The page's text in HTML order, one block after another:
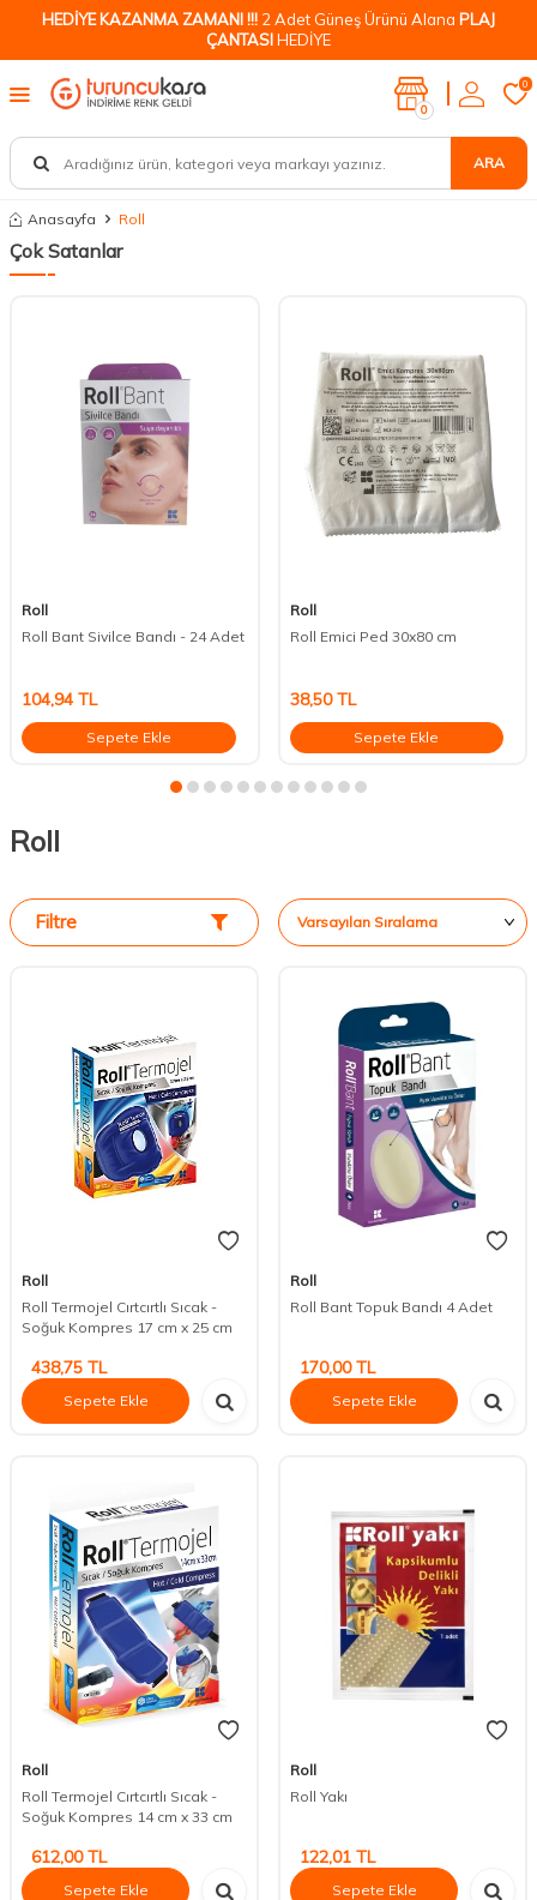
HEDİYE KAZANMA ZAMANI !!! 2 Adet Güneş Ürünü Alana PLAJ
ÇANTASIHEDİYE
ARA
0
0
Anasayfa Roll
Çok Satanlar
Roll
Roll Bant Sivilce Bandı - 24 Adet
104,94 TL
Sepete Ekle
Roll
Roll Emici Ped 30x80 cm
38,50TL
Sepete Ekle
Roll
Filtre
Roll
Roll Termojel Cırtcırtlı Sıcak -
Soğuk Kompres 17 cm x 25 cm
438,75 TL
Sepete Ekle
Roll
Roll Bant Topuk Bandı 4 Adet
170,00TL
Sepete Ekle
Roll
Roll Termojel Cırtcırtlı Sıcak -
Soğuk Kompres 14 cm x 33 cm
612,00TL
Sepete Ekle
Roll
Roll Yakı
122,01 TL
Sepete Ekle